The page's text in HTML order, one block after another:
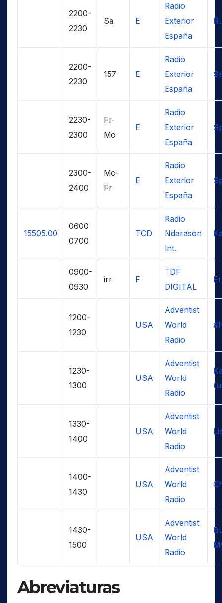
2200-
2230
Sa E
Radio
Exterior
España
2200-
2230
157 E
Radio
Exterior
España
2230-
2300
Fr-
Mo
E
Radio
Exterior
España
2300-
2400
Mo-
Fr
E
Radio
Exterior
España
15505.00
0600-
0700
TCD
Radio
Ndarason
Int.
0900-
0930
irr F
TDF
DIGITAL
1200-
1230
USA
Adventist
World
Radio
1230-
1300
USA
Adventist
World
Radio
1330-
1400
USA
Adventist
World
Radio
1400-
1430
USA
Adventist
World
Radio
1430-
1500
USA
Adventist
World
Radio
Abreviaturas